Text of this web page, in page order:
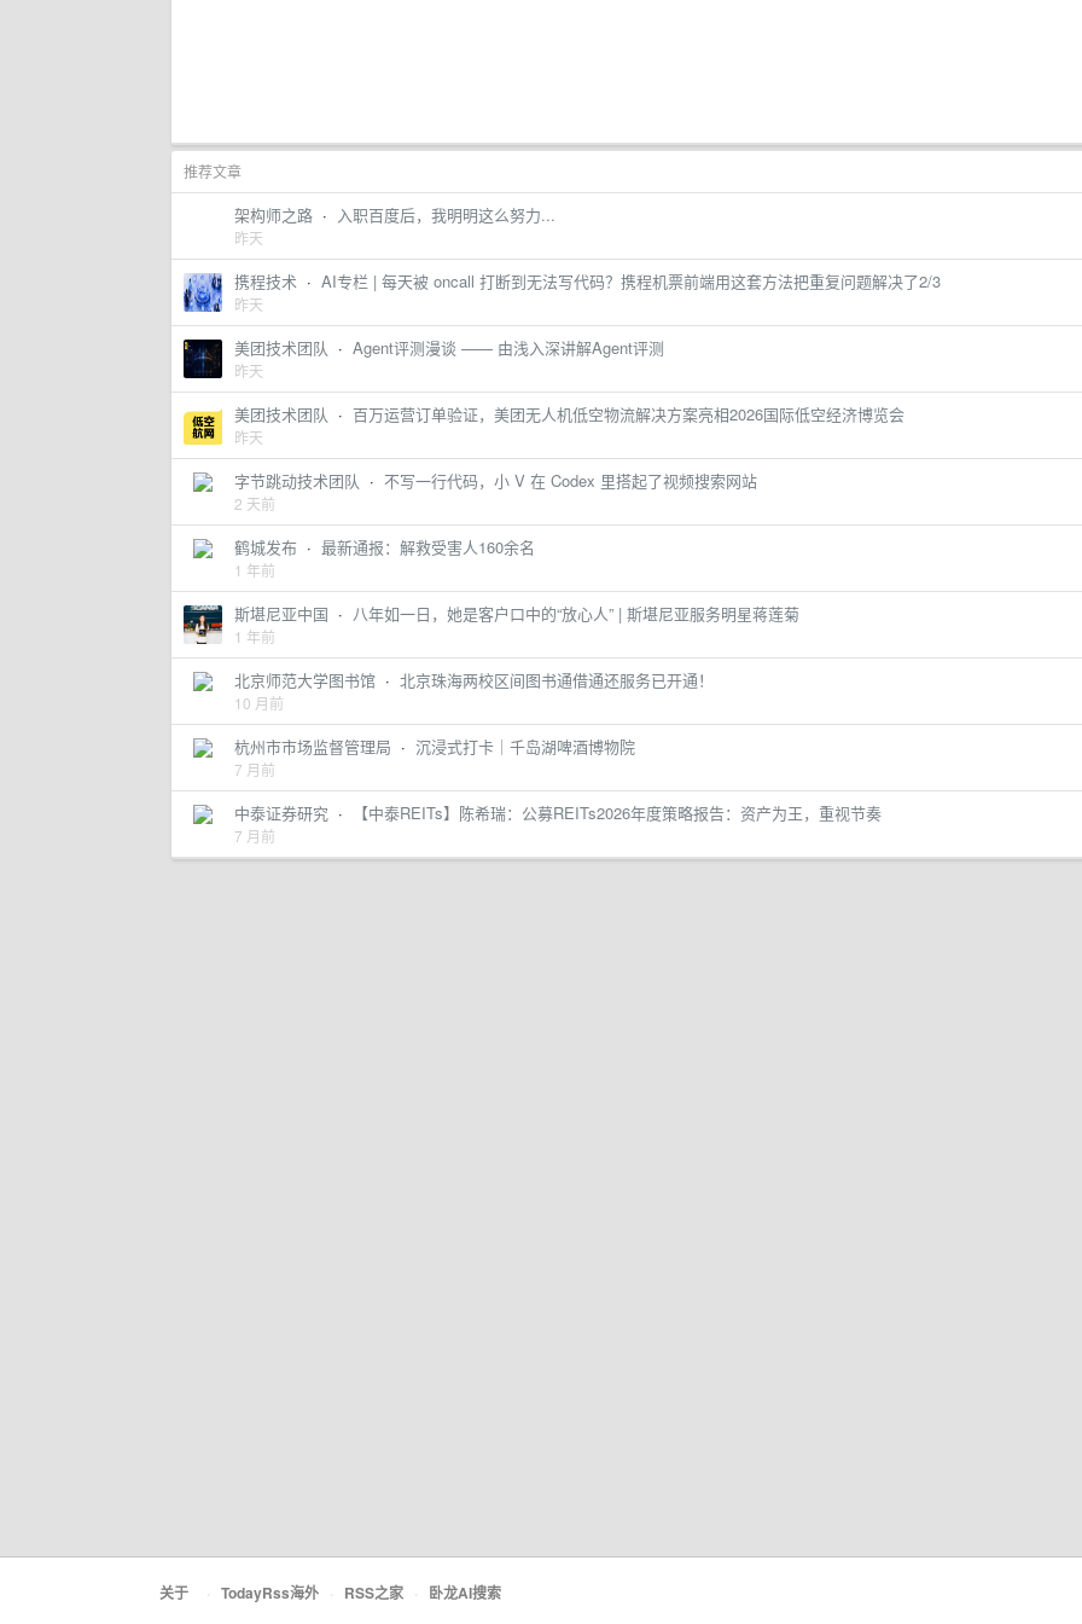
推荐文章
架构师之路 · 入职百度后，我明明这么努力...
昨天
携程技术 · AI专栏 | 每天被 oncall 打断到无法写代码？携程机票前端用这套方法把重复问题解决了2/3
昨天
美团技术团队 · Agent评测漫谈 —— 由浅入深讲解Agent评测
昨天
美团技术团队 · 百万运营订单验证，美团无人机低空物流解决方案亮相2026国际低空经济博览会
昨天
字节跳动技术团队 · 不写一行代码，小 V 在 Codex 里搭起了视频搜索网站
2 天前
鹤城发布 · 最新通报：解救受害人160余名
1 年前
斯堪尼亚中国 · 八年如一日，她是客户口中的“放心人” | 斯堪尼亚服务明星蒋莲菊
1 年前
北京师范大学图书馆 · 北京珠海两校区间图书通借通还服务已开通！
10 月前
杭州市市场监督管理局 · 沉浸式打卡｜千岛湖啤酒博物院
7 月前
中泰证券研究 · 【中泰REITs】陈希瑞：公募REITs2026年度策略报告：资产为王，重视节奏
7 月前
关于 · TodayRss海外 · RSS之家 · 卧龙AI搜索